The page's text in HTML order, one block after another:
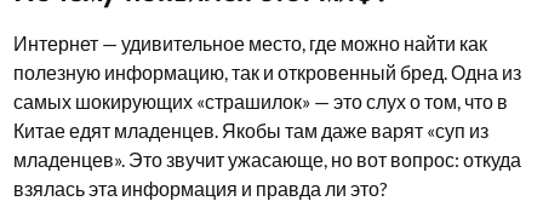
Интернет — удивительное место, где можно найти как
полезную информацию, так и откровенный бред. Одна из
самых шокирующих «страшилок» — это слух о том, что в
Китае едят младенцев. Якобы там даже варят «суп из
младенцев». Это звучит ужасающе, но вот вопрос: откуда
взялась эта информация и правда ли это?